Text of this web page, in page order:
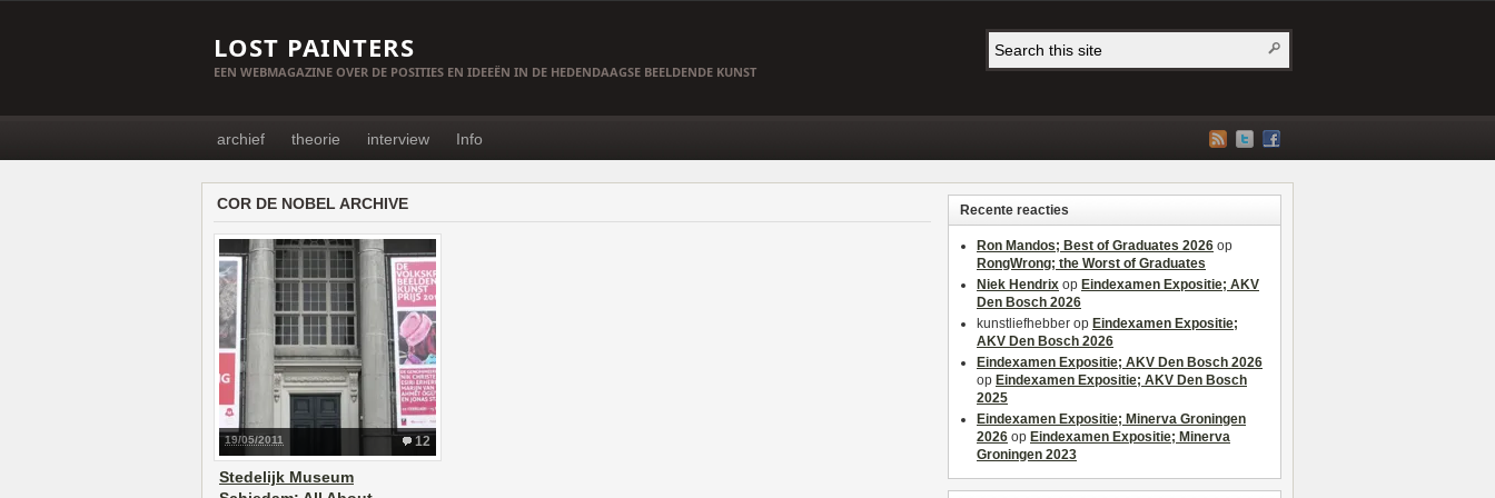
LOST PAINTERS
EEN WEBMAGAZINE OVER DE POSITIES EN IDEEËN IN DE HEDENDAAGSE BEELDENDE KUNST
archief theorie interview Info
COR DE NOBEL ARCHIVE
12
19/05/2011
Stedelijk Museum
Recente reacties
Ron Mandos; Best of Graduates 2026 op
RongWrong; the Worst of Graduates
Niek Hendrix op Eindexamen Expositie; AKV
Den Bosch 2026
kunstliefhebber op Eindexamen Expositie;
AKV Den Bosch 2026
Eindexamen Expositie; AKV Den Bosch 2026
op Eindexamen Expositie; AKV Den Bosch
2025
Eindexamen Expositie; Minerva Groningen
2026 op Eindexamen Expositie; Minerva
Groningen 2023